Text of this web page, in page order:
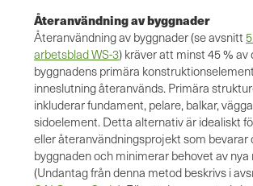
Återanvändning av byggnader
Återanvändning av byggnader (se avsnitt
arbetsblad WS-3) kräver att minst 45 % av
byggnadens primära
inneslutning återanvänds. Primära
inkluderar fundament, pelare, balkar,
sidoelement. Detta alternativ är idealiskt
eller återanvändningsprojekt som bevarar
byggnaden och minimerar behovet av nya
(Undantag från denna metod beskrivs i